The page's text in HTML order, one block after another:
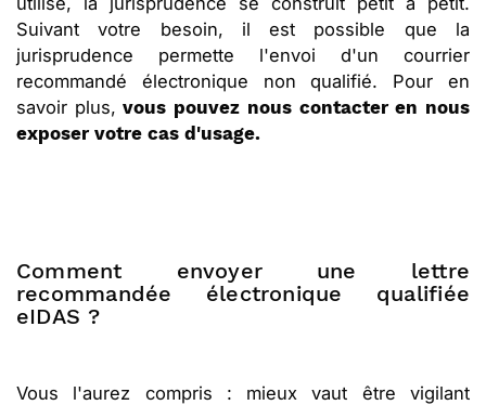
Suivant votre besoin, il est possible que la
jurisprudence permette l'envoi d'un courrier
recommandé électronique non qualifié. Pour en
savoir plus,vous pouvez nous contacter en nous
exposer votre cas d'usage.
Comment envoyer une lettre
recommandée électronique qualifiée
eIDAS ?
Vous l'aurez compris : mieux vaut être vigilant